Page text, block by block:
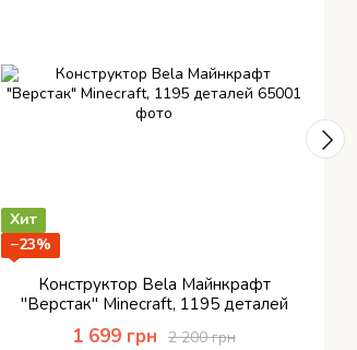
Хит
−23%
Конструктор Bela Майнкрафт
"Верстак" Minecraft, 1195 деталей
2 200 грн
1 699 грн